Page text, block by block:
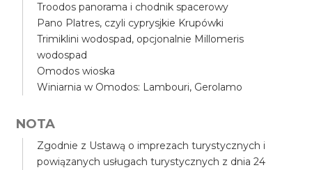
Troodos panorama i chodnik spacerowy
Pano Platres, czyli cyprysjkie Krupówki
Trimiklini wodospad, opcjonalnie Millomeris
wodospad
Omodos wioska
Winiarnia w Omodos: Lambouri, Gerolamo
NOTA
Zgodnie z Ustawą o imprezach turystycznych i
powiązanych usługach turystycznych z dnia 24